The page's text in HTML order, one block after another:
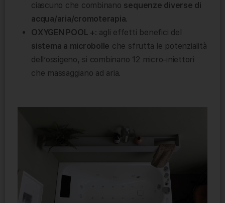
ciascuno che combinano sequenze diverse di
acqua/aria/cromoterapia.
OXYGEN POOL +: agli effetti benefici del
sistema a microbolle che sfrutta le potenzialità
dell’ossigeno, si combinano 12 micro-iniettori
che massaggiano ad aria.